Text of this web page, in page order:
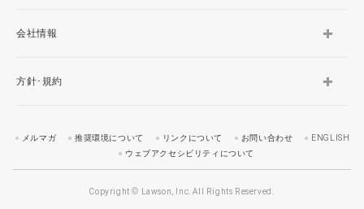
会社情報
方針･規約
メルマガ 推奨環境について リンクについて お問い合わせ
ENGLISH
ウェブアクセシビリティについて
Copyright © Lawson, Inc. All Rights Reserved.